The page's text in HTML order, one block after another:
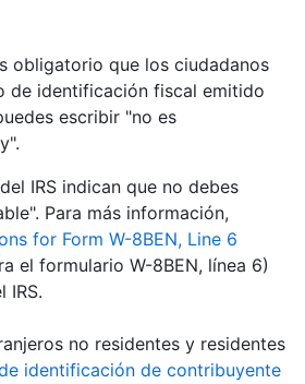
obligatorio que los ciudadanos
de identificación fiscal emitido
escribir "no es
IRS indican que no debes
Para más información,
for Form W-8BEN, Line 6
el formulario W-8BEN, línea 6)
IRS.
no residentes y residentes
identificación de contribuyente